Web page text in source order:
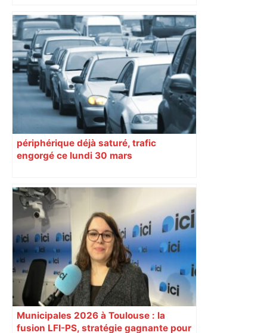
périphérique déjà saturé, trafic
engorgé ce lundi 30 mars
Municipales 2026 à Toulouse : la
fusion LFI-PS, stratégie gagnante pour